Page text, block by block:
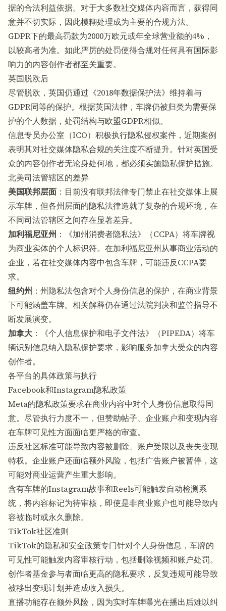
据的合法利益依据。对于大多数社交媒体内容而言，获得同
意并不切实际，因此模糊处理成为主要的合规方法。
GDPR下的最高罚款为2000万欧元或年全球营业额的4%，
以较高者为准。如此严厉的处罚使得合规对任何具有国际影
响力的内容创作者都至关重要。
英国脱欧后
尽管脱欧，英国仍通过《2018年数据保护法》维持着与
GDPR同等的保护。根据英国法律，车牌仍被归类为需要保
护的个人数据，处罚结构与欧盟GDPR相似。
信息专员办公室（ICO）积极执行隐私侵权案件，近期案例
表明其对社交媒体隐私合规的关注度不断提升。针对英国受
众的内容创作者无论身处何地，都必须实施隐私保护措施。
北美司法管辖区的差异
美国联邦层面 ：目前没有联邦法律专门禁止在社交媒体上展
示车牌，但各州层面的隐私法律造就了复杂的合规环境，在
不同司法管辖区之间存在显著差异。
加利福尼亚州 ：《加州消费者隐私法》（CCPA）将车牌视
为商业实体的个人标识符。在加利福尼亚州从事商业活动的
企业，若在社交媒体内容中包含车牌，可能违反CCPA要
求。
纽约州 ：州隐私法包含对个人身份信息的保护，在商业背景
下可能涵盖车牌。相关解释仍在通过法院判决和监管指导不
断发展演变。
加拿大 ：《个人信息保护和电子文件法》（PIPEDA）将车
辆识别信息纳入隐私保护要求，影响服务加拿大受众的内容
创作者。
各平台的具体政策与执行
Facebook和Instagram隐私政策
Meta的隐私政策要求在商业内容中对个人身份信息取得同
意。尽管执行力度不一，但赞助帖子、企业账户和变现内容
在车牌可见性方面面临更严格的审查。
违反社区标准可能导致内容被删除、账户受限以及丧失变现
特权。企业账户还面临额外风险，包括广告账户被暂停，这
可能对商业运营产生重大影响。
含有车牌的Instagram故事和Reels可能触发自动检测系
统，将内容标记为待审核，即使是非商业账户也可能导致内
容被临时或永久删除。
TikTok社区准则
TikTok的隐私和安全政策专门针对个人身份信息，车牌的
可见性可能触发内容审核行动，包括删除视频和账户处罚。
创作者基金参与者面临更高的隐私要求，反复违规可能导致
被移出变现计划并造成收入损失。
直播功能存在额外风险，因为实时车牌曝光在播出后难以纠